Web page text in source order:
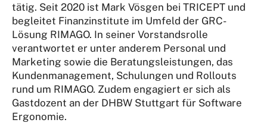
tätig. Seit 2020 ist Mark Vösgen bei TRICEPT und
begleitet Finanzinstitute im Umfeld der GRC-
Lösung RIMAGO. In seiner Vorstandsrolle
verantwortet er unter anderem Personal und
Marketing sowie die Beratungsleistungen, das
Kundenmanagement, Schulungen und Rollouts
rund um RIMAGO. Zudem engagiert er sich als
Gastdozent an der DHBW Stuttgart für Software
Ergonomie.